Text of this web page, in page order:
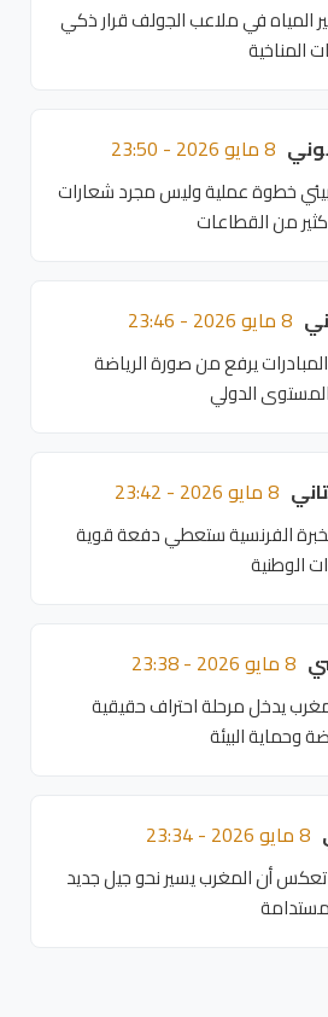
المياه في ملاعب الجولف قرار ذكي
المناخية
8 مايو 2026 - 23:50
خطوة عملية وليس مجرد شعارات
من القطاعات
8 مايو 2026 - 23:46
يرفع من صورة الرياضة
الدولي
8 مايو 2026 - 23:42
الفرنسية ستعطي دفعة قوية
الوطنية
8 مايو 2026 - 23:38
يدخل مرحلة احتراف حقيقية
وحماية البيئة
8 مايو 2026 - 23:34
أن المغرب يسير نحو جيل جديد